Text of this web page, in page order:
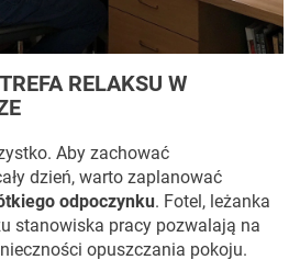
RELAKSU W
Aby zachować
dzień, warto zaplanować
odpoczynku. Fotel, leżanka
stanowiska pracy pozwalają na
opuszczania pokoju.